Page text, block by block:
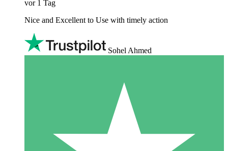
vor 1 Tag
Nice and Excellent to Use with timely action
Sohel Ahmed